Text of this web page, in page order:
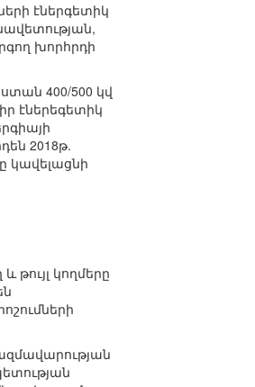
էներգետիկ
խորհրդի
400/500 կվ
էներեգետիկ
2018թ.
կավելացնի
թույլ կողմերը